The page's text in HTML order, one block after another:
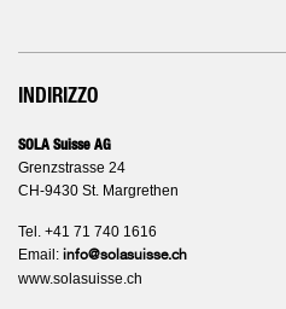
INDIRIZZO
SOLA Suisse AG
Grenzstrasse 24
CH-9430 St. Margrethen
Tel. +41 71 740 1616
Email: info@solasuisse.ch
www.solasuisse.ch